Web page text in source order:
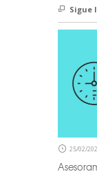
Sigue
25/02/